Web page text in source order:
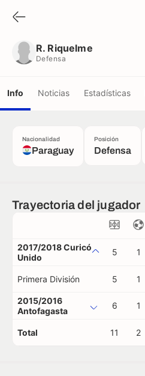
R. Riquelme
Defensa
Info Noticias Estadísticas
Nacionalidad
Paraguay
Posición
Defensa
Trayectoria del jugador
2017/2018 Curicó
Unido
5 1
Primera División 5 1
2015/2016
Antofagasta
6 1
Total 11 2